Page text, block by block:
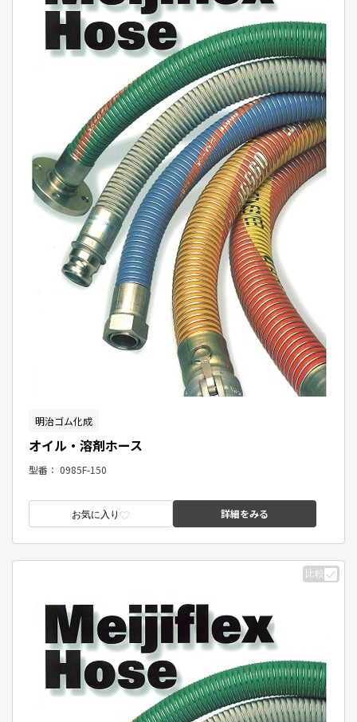
明治ゴム化成
オイル・溶剤ホース
型番： 0985F-150
お気に入り 詳細をみる
比較